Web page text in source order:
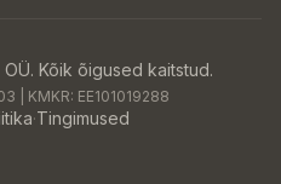
Kõik õigused kaitstud.
| KMKR: EE101019288
·Tingimused